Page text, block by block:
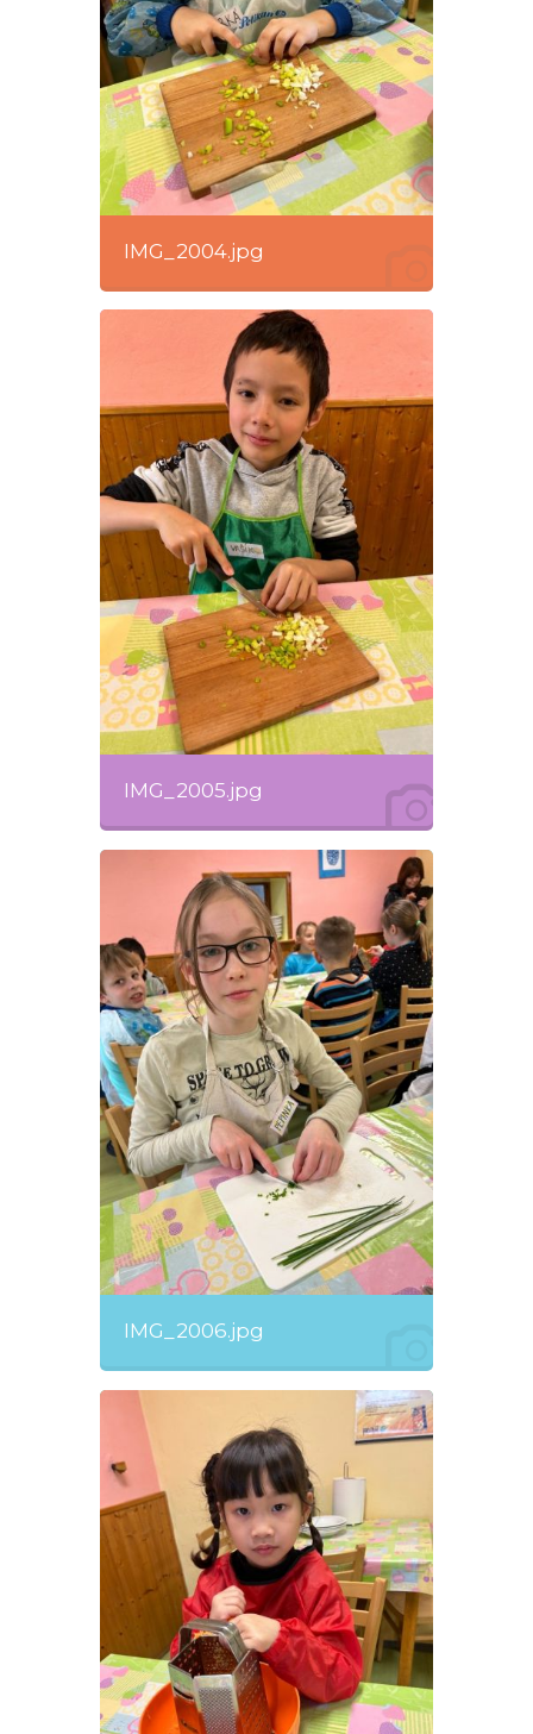
IMG_2004.jpg
IMG_2005.jpg
IMG_2006.jpg